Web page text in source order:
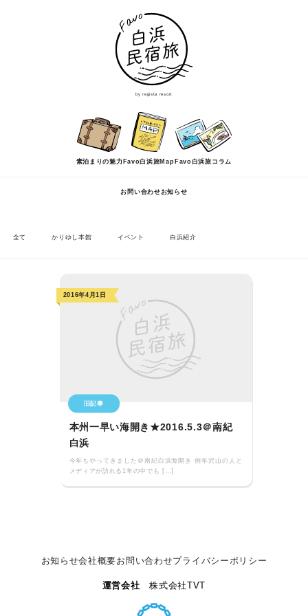
by regista resort
素泊まりの魅力 Favo白浜旅Map Favo白浜旅コラム
お問い合わせ お知らせ
全て かりゆし本館 イベント 白浜紹介
2016年4月1日
旧記事
本州一早い海開き★2016.5.3＠南紀
白浜
今年もやってきました＠南紀白浜海開き 例年沢山の人と
メディアが訪れる1年の中でも […]
お知らせ会社概要お問い合わせプライバシーポリシー
運営会社 株式会社TVT